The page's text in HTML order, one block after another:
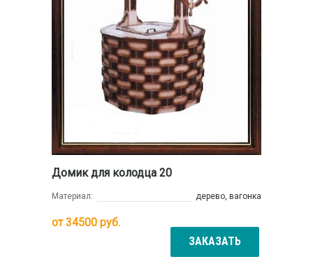
Домик для колодца 20
Материал: дерево, вагонка
от34500 руб.
ЗАКАЗАТЬ